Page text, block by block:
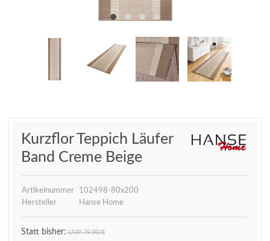
Kurzflor Teppich Läufer
Band Creme Beige
Artikelnummer
102498-80x200
Hersteller
Hanse Home
UVP 79,90 €